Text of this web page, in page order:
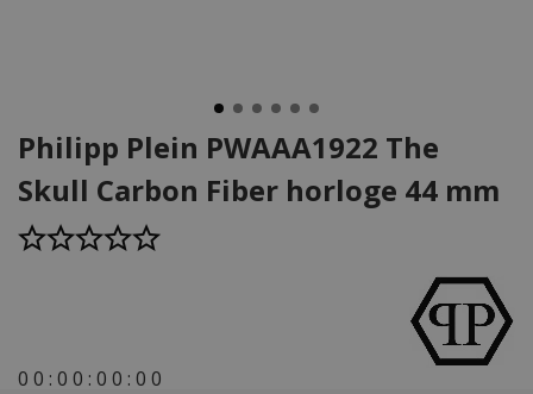
Philipp Plein PWAAA1922 The
Skull Carbon Fiber horloge 44 mm
0 0 : 0 0 : 0 0 : 0 0